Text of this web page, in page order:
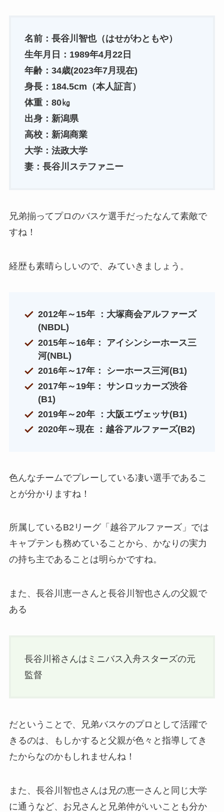
名前：長谷川智也（はせがわともや）
生年月日：1989年4月22日
年齢：34歳(2023年7月現在)
身長：184.5cm（本人証言）
体重：80㎏
出身：新潟県
高校：新潟商業
大学：法政大学
妻：長谷川ステファニー
兄弟揃ってプロのバスケ選手だったなんて素敵で
すね！
経歴も素晴らしいので、みていきましょう。
2012年～15年 ：大塚商会アルファーズ
(NBDL)
2015年～16年： アイシンシーホース三
河(NBL)
2016年～17年： シーホース三河(B1)
2017年～19年： サンロッカーズ渋谷
(B1)
2019年～20年 ：大阪エヴェッサ(B1)
2020年～現在 ：越谷アルファーズ(B2)
色んなチームでプレーしている凄い選手であるこ
とが分かりますね！
所属しているB2リーグ「越谷アルファーズ」では
キャプテンも務めていることから、かなりの実力
の持ち主であることは明らかですね。
また、長谷川恵一さんと長谷川智也さんの父親で
ある
長谷川裕さんはミニバス入舟スターズの元
監督
だということで、兄弟バスケのプロとして活躍で
きるのは、もしかすると父親が色々と指導してき
たからなのかもしれませんね！
また、長谷川智也さんは兄の恵一さんと同じ大学
に通うなど、お兄さんと兄弟仲がいいことも分か